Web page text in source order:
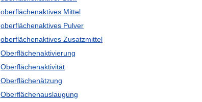
oberflächenaktives Mittel
oberflächenaktives Pulver
oberflächenaktives Zusatzmittel
Oberflächenaktivierung
Oberflächenaktivität
Oberflächenätzung
Oberflächenauslaugung